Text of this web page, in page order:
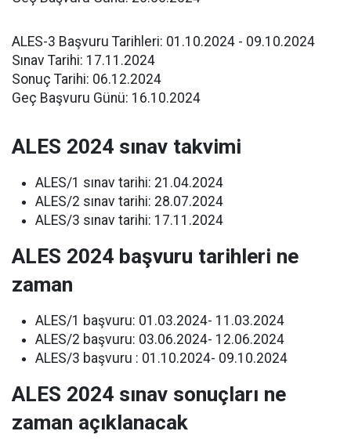
ALES-3 Başvuru Tarihleri: 01.10.2024 - 09.10.2024
Sınav Tarihi: 17.11.2024
Sonuç Tarihi: 06.12.2024
Geç Başvuru Günü: 16.10.2024
ALES 2024 sınav takvimi
ALES/1 sınav tarihi: 21.04.2024
ALES/2 sınav tarihi: 28.07.2024
ALES/3 sınav tarihi: 17.11.2024
ALES 2024 başvuru tarihleri ne
zaman
ALES/1 başvuru: 01.03.2024- 11.03.2024
ALES/2 başvuru: 03.06.2024- 12.06.2024
ALES/3 başvuru : 01.10.2024- 09.10.2024
ALES 2024 sınav sonuçları ne
zaman açıklanacak